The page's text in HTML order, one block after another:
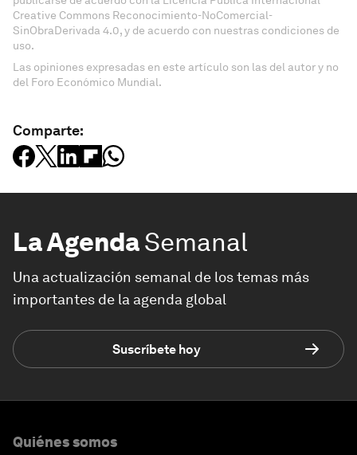
Creative Commons Reconocimiento-NoComercial-
SinObraDerivada 4.0, y de acuerdo con nuestras condiciones de
uso.
Las opiniones expresadas en este artículo son las del autor y no
del Foro Económico Mundial.
Comparte:
La AgendaSemanal
Una actualización semanal de los temas más
importantes de la agenda global
Suscríbete hoy
Quiénes somos